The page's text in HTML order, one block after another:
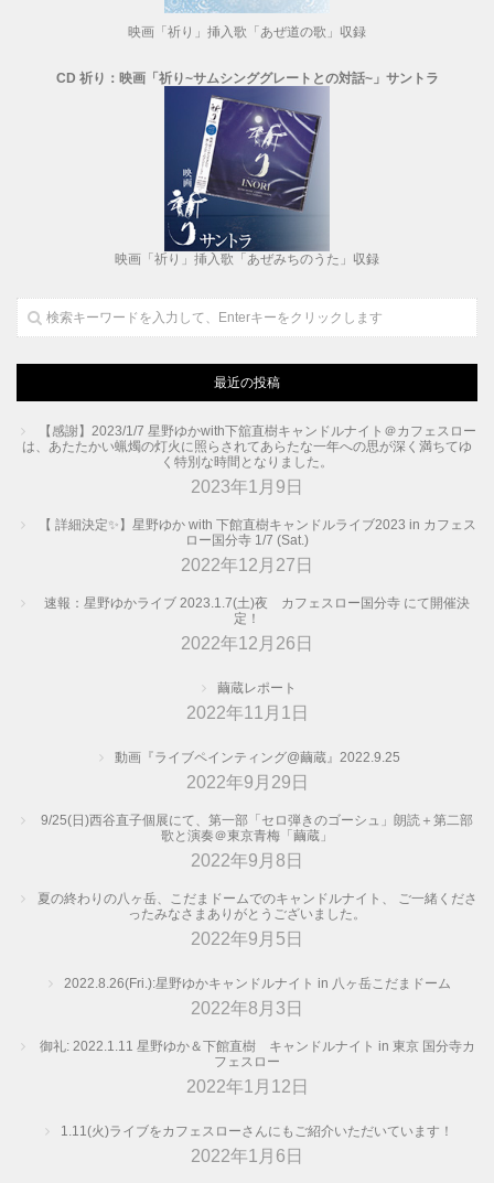
映画「祈り」挿入歌「あぜ道の歌」収録
CD 祈り：映画「祈り~サムシンググレートとの対話~」サントラ
映画「祈り」挿入歌「あぜみちのうた」収録
最近の投稿
【感謝】2023/1/7 星野ゆかwith下舘直樹キャンドルナイト＠カフェスロー
は、あたたかい蝋燭の灯火に照らされてあらたな一年への思が深く満ちてゆ
く特別な時間となりました。
2023年1月9日
【 詳細決定✨】星野ゆか with 下館直樹キャンドルライブ2023 in カフェス
ロー国分寺 1/7 (Sat.)
2022年12月27日
速報：星野ゆかライブ 2023.1.7(土)夜 カフェスロー国分寺 にて開催決
定！
2022年12月26日
繭蔵レポート
2022年11月1日
動画『ライブペインティング@繭蔵』2022.9.25
2022年9月29日
9/25(日)西谷直子個展にて、第一部「セロ弾きのゴーシュ」朗読＋第二部
歌と演奏＠東京青梅「繭蔵」
2022年9月8日
夏の終わりの八ヶ岳、こだまドームでのキャンドルナイト、 ご一緒くださ
ったみなさまありがとうございました。
2022年9月5日
2022.8.26(Fri.):星野ゆかキャンドルナイト in 八ヶ岳こだまドーム
2022年8月3日
御礼: 2022.1.11 星野ゆか＆下館直樹 キャンドルナイト in 東京 国分寺カ
フェスロー
2022年1月12日
1.11(火)ライブをカフェスローさんにもご紹介いただいています！
2022年1月6日